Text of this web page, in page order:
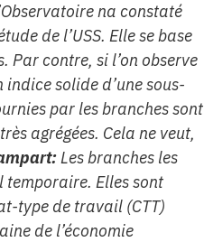
na constaté
de l’USS. Elle se base
Par contre, si l’on observe
solide d’une sous-
par les branches sont
agrégées. Cela ne veut,
Les branches les
temporaire. Elles sont
type de travail (CTT)
de l’économie